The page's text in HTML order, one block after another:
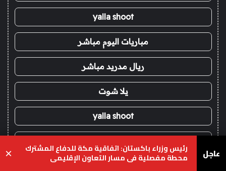
yalla shoot
مباريات اليوم مباشر
ريال مدريد مباشر
يلا شوت
yalla shoot
برشلونة مباشر
عاجل رئيس وزراء باكستان: اتفاقية مكة للدفاع المشترك
محطة مفصلية في مسار التعاون الإقليمي ×